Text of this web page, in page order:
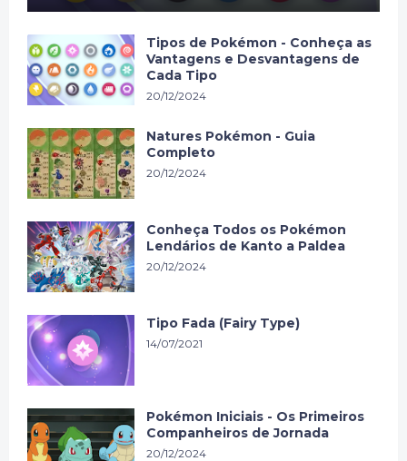
Tipos de Pokémon - Conheça as
Vantagens e Desvantagens de
Cada Tipo
20/12/2024
Natures Pokémon - Guia
Completo
20/12/2024
Conheça Todos os Pokémon
Lendários de Kanto a Paldea
20/12/2024
Tipo Fada (Fairy Type)
14/07/2021
Pokémon Iniciais - Os Primeiros
Companheiros de Jornada
20/12/2024